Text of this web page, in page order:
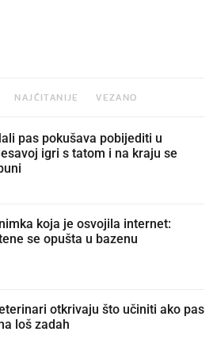
NAJČITANIJE VEZANO
pas pokušava pobijediti u
igri s tatom i na kraju se
koja je osvojila internet:
se opušta u bazenu
otkrivaju što učiniti ako pas
loš zadah